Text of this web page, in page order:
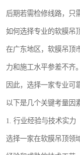
后期若需检修线路，只
如何选择专业的软膜吊
在广东地区，软膜吊顶
力和施工水平参差不齐。
因此，选择一家专业可
以下是几个关键考量因
1. 行业经验与技术实力
选择一家在软膜吊顶领